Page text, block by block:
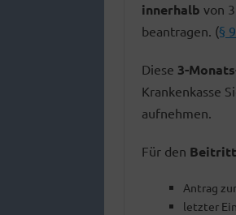
innerhalb von
beantragen. (§
Diese 3-
Krankenkasse
aufnehmen.
Für den Beitritt
Antrag
letzter